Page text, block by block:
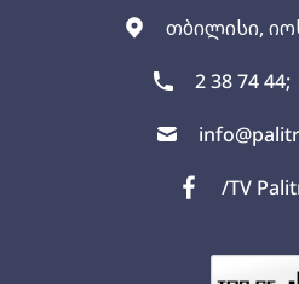
თბილისი,
2 38 74 44;
/TV